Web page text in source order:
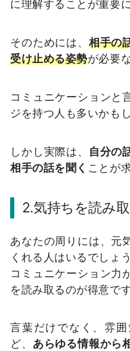
に理解することが重要
そのためには、 相手の
受け止める姿勢が必要
コミュニケーションと
ジを持つ人も多いかも
しかし実際は、 自分の
相手の話を聞く ことが
2.気持ちを読み
あなたの周りには、元
くれる人はいるでしょう
コミュニケーション力
を読み取るのが得意です
言葉だけでなく、雰
ど、 あらゆる情報から